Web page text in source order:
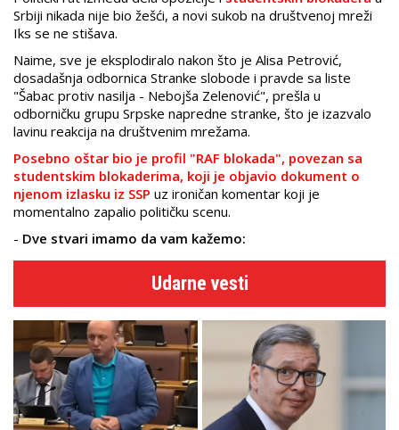
Srbiji nikada nije bio žešći, a novi sukob na društvenoj mreži
Iks se ne stišava.
Naime, sve je eksplodiralo nakon što je Alisa Petrović,
dosadašnja odbornica Stranke slobode i pravde sa liste
"Šabac protiv nasilja - Nebojša Zelenović", prešla u
odborničku grupu Srpske napredne stranke, što je izazvalo
lavinu reakcija na društvenim mrežama.
Posebno oštar bio je profil "RAF blokada", povezan sa
studentskim blokaderima, koji je objavio dokument o
njenom izlasku iz SSP uz ironičan komentar koji je
momentalno zapalio političku scenu.
- Dve stvari imamo da vam kažemo:
Udarne vesti